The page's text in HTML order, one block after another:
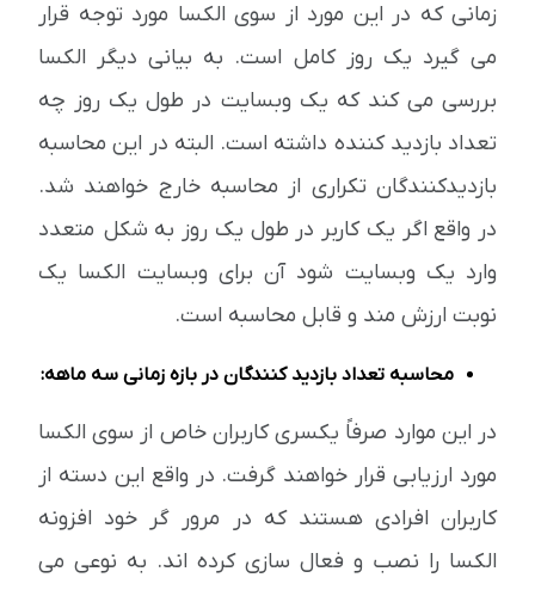
زمانی که در این مورد از سوی الکسا مورد توجه قرار
می گیرد یک روز کامل است. به بیانی دیگر الکسا
بررسی می کند که یک وبسایت در طول یک روز چه
تعداد بازدید کننده داشته است. البته در این محاسبه
بازدیدکنندگان تکراری از محاسبه خارج خواهند شد.
در واقع اگر یک کاربر در طول یک روز به شکل متعدد
وارد یک وبسایت شود آن برای وبسایت الکسا یک
نوبت ارزش مند و قابل محاسبه است.
محاسبه تعداد بازدید کنندگان در بازه زمانی سه ماهه:
در این موارد صرفاً یکسری کاربران خاص از سوی الکسا
مورد ارزیابی قرار خواهند گرفت. در واقع این دسته از
کاربران افرادی هستند که در مرور گر خود افزونه
الکسا را نصب و فعال سازی کرده اند. به نوعی می